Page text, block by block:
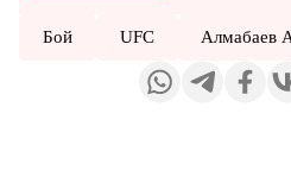
Бой UFC Алмабаев